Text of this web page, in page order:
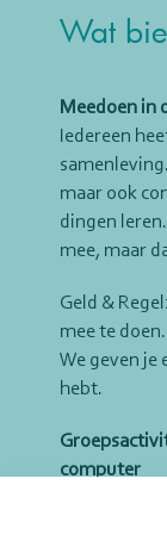
Wat
Meedoen in
Iedereen
maar ook
dingen
mee, maar
Geld &
mee te
We geven je
hebt.
computer